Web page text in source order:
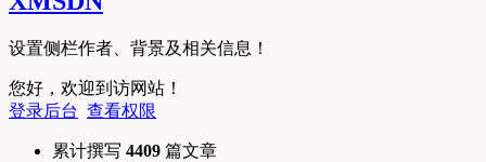
设置侧栏作者、背景及相关信息！
您好，欢迎到访网站！
登录后台 查看权限
累计撰写 4409 篇文章